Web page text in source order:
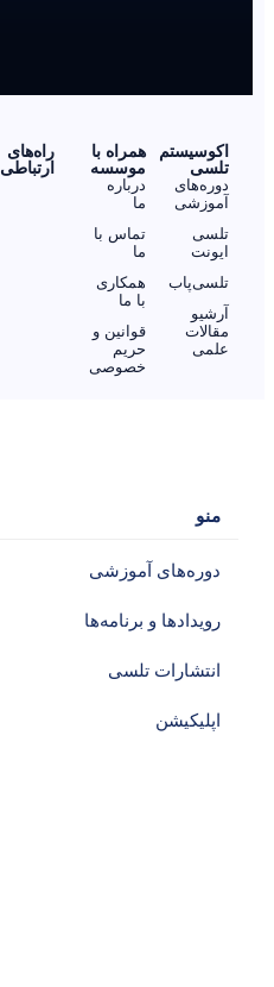
اکوسیستم
تلسی
دوره‌های
آموزشی
تلسی
ایونت
تلسی‌پاب
آرشیو
مقالات
علمی
همراه با
موسسه
درباره
ما
تماس با
ما
همکاری
با ما
قوانین و
حریم
خصوصی
را‌ه‌های
ارتباطی
منو
دوره‌های آموزشی‌
رویدادها و برنامه‌ها
انتشارات تلسی
اپلیکیشن